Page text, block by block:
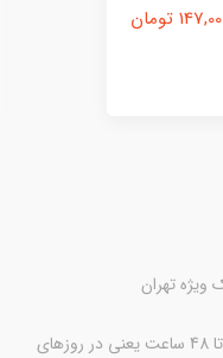
تومان
ویژه تهران
توجه: سفارشات پستی حداکثرا تا 48 ساعت یعنی در روزهای